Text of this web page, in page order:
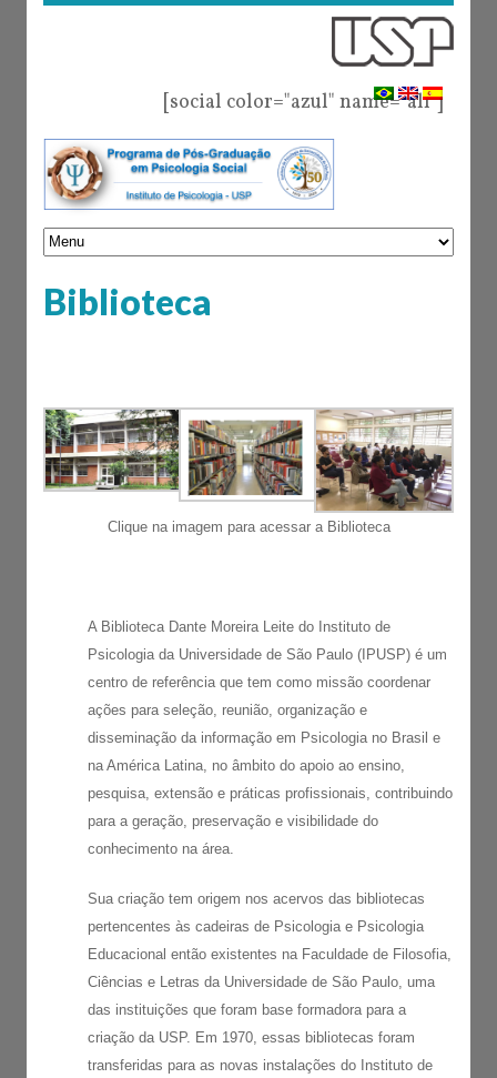
[social color="azul" name="all"]
Biblioteca
Clique na imagem para acessar a Biblioteca
A Biblioteca Dante Moreira Leite do Instituto de
Psicologia da Universidade de São Paulo (IPUSP) é um
centro de referência que tem como missão coordenar
ações para seleção, reunião, organização e
disseminação da informação em Psicologia no Brasil e
na América Latina, no âmbito do apoio ao ensino,
pesquisa, extensão e práticas profissionais, contribuindo
para a geração, preservação e visibilidade do
conhecimento na área.
Sua criação tem origem nos acervos das bibliotecas
pertencentes às cadeiras de Psicologia e Psicologia
Educacional então existentes na Faculdade de Filosofia,
Ciências e Letras da Universidade de São Paulo, uma
das instituições que foram base formadora para a
criação da USP. Em 1970, essas bibliotecas foram
transferidas para as novas instalações do Instituto de